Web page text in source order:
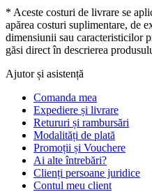
* Aceste costuri de livrare se
apărea costuri suplimentare, de
dimensiunii sau caracteristicilor
găsi direct în descrierea
Ajutor și asistență
Comanda mea
Expediere și livrare
Retururi și rambursări
Modalități de plată
Promoții și Vouchere
Ai alte întrebări?
Clienți persoane juridice
Contul meu client